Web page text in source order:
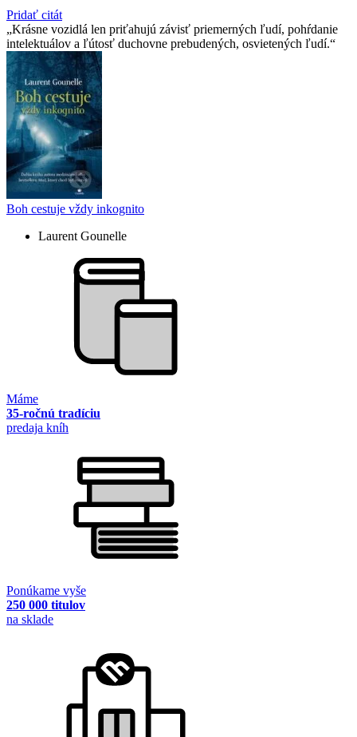
Pridať citát
Krásne vozidlá len priťahujú závisť priemerných ľudí, pohŕdanie
intelektuálov a ľútosť duchovne prebudených, osvietených ľudí.
Boh cestuje vždy inkognito
Laurent Gounelle
Máme
35-ročnú tradíciu
predaja kníh
Ponúkame vyše
250 000 titulov
na sklade